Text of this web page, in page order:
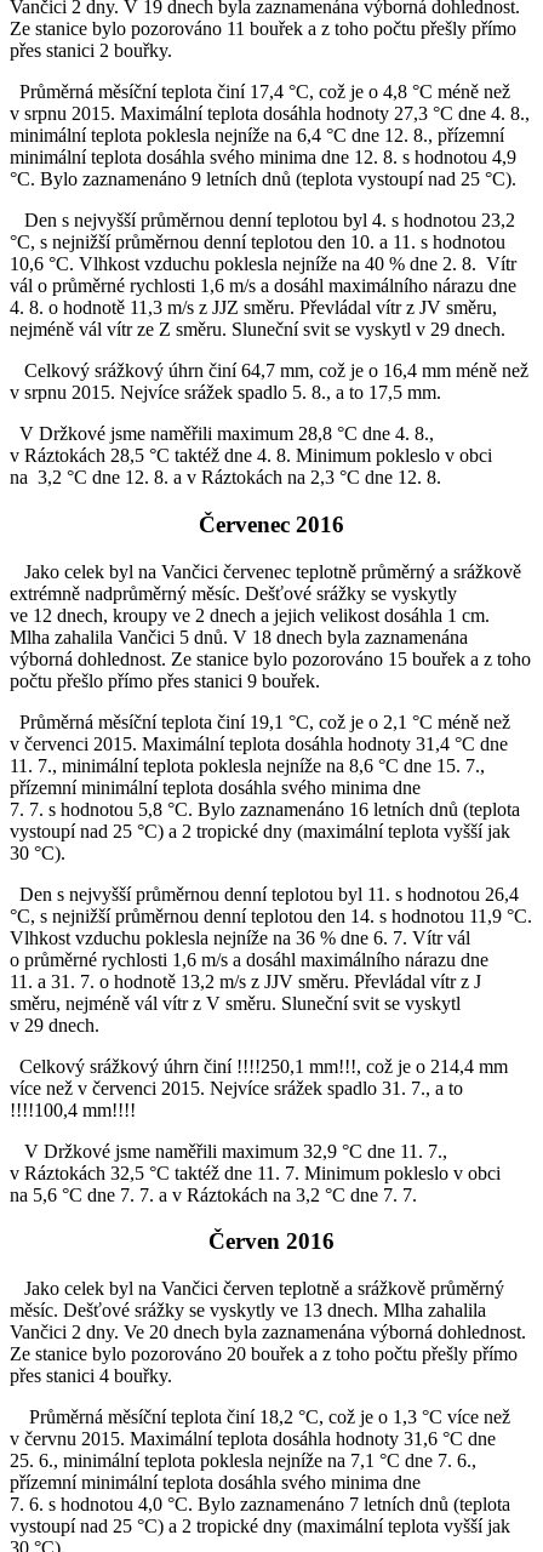
Vančici 2 dny. V 19 dnech byla zaznamenána výborná dohlednost.
Ze stanice bylo pozorováno 11 bouřek a z toho počtu přešly přímo
přes stanici 2 bouřky.
Průměrná měsíční teplota činí 17,4 °C, což je o 4,8 °C méně než
v srpnu 2015. Maximální teplota dosáhla hodnoty 27,3 °C dne 4. 8.,
minimální teplota poklesla nejníže na 6,4 °C dne 12. 8., přízemní
minimální teplota dosáhla svého minima dne 12. 8. s hodnotou 4,9
°C. Bylo zaznamenáno 9 letních dnů (teplota vystoupí nad 25 °C).
Den s nejvyšší průměrnou denní teplotou byl 4. s hodnotou 23,2
°C, s nejnižší průměrnou denní teplotou den 10. a 11. s hodnotou
10,6 °C. Vlhkost vzduchu poklesla nejníže na 40 % dne 2. 8. Vítr
vál o průměrné rychlosti 1,6 m/s a dosáhl maximálního nárazu dne
4. 8. o hodnotě 11,3 m/s z JJZ směru. Převládal vítr z JV směru,
nejméně vál vítr ze Z směru. Sluneční svit se vyskytl v 29 dnech.
Celkový srážkový úhrn činí 64,7 mm, což je o 16,4 mm méně než
v srpnu 2015. Nejvíce srážek spadlo 5. 8., a to 17,5 mm.
V Držkové jsme naměřili maximum 28,8 °C dne 4. 8.,
v Ráztokách 28,5 °C taktéž dne 4. 8. Minimum pokleslo v obci
na 3,2 °C dne 12. 8. a v Ráztokách na 2,3 °C dne 12. 8.
Červenec 2016
Jako celek byl na Vančici červenec teplotně průměrný a srážkově
extrémně nadprůměrný měsíc. Dešťové srážky se vyskytly
ve 12 dnech, kroupy ve 2 dnech a jejich velikost dosáhla 1 cm.
Mlha zahalila Vančici 5 dnů. V 18 dnech byla zaznamenána
výborná dohlednost. Ze stanice bylo pozorováno 15 bouřek a z toho
počtu přešlo přímo přes stanici 9 bouřek.
Průměrná měsíční teplota činí 19,1 °C, což je o 2,1 °C méně než
v červenci 2015. Maximální teplota dosáhla hodnoty 31,4 °C dne
11. 7., minimální teplota poklesla nejníže na 8,6 °C dne 15. 7.,
přízemní minimální teplota dosáhla svého minima dne
7. 7. s hodnotou 5,8 °C. Bylo zaznamenáno 16 letních dnů (teplota
vystoupí nad 25 °C) a 2 tropické dny (maximální teplota vyšší jak
30 °C).
Den s nejvyšší průměrnou denní teplotou byl 11. s hodnotou 26,4
°C, s nejnižší průměrnou denní teplotou den 14. s hodnotou 11,9 °C.
Vlhkost vzduchu poklesla nejníže na 36 % dne 6. 7. Vítr vál
o průměrné rychlosti 1,6 m/s a dosáhl maximálního nárazu dne
11. a 31. 7. o hodnotě 13,2 m/s z JJV směru. Převládal vítr z J
směru, nejméně vál vítr z V směru. Sluneční svit se vyskytl
v 29 dnech.
Celkový srážkový úhrn činí !!!!250,1 mm!!!, což je o 214,4 mm
více než v červenci 2015. Nejvíce srážek spadlo 31. 7., a to
!!!!100,4 mm!!!!
V Držkové jsme naměřili maximum 32,9 °C dne 11. 7.,
v Ráztokách 32,5 °C taktéž dne 11. 7. Minimum pokleslo v obci
na 5,6 °C dne 7. 7. a v Ráztokách na 3,2 °C dne 7. 7.
Červen 2016
Jako celek byl na Vančici červen teplotně a srážkově průměrný
měsíc. Dešťové srážky se vyskytly ve 13 dnech. Mlha zahalila
Vančici 2 dny. Ve 20 dnech byla zaznamenána výborná dohlednost.
Ze stanice bylo pozorováno 20 bouřek a z toho počtu přešly přímo
přes stanici 4 bouřky.
Průměrná měsíční teplota činí 18,2 °C, což je o 1,3 °C více než
v červnu 2015. Maximální teplota dosáhla hodnoty 31,6 °C dne
25. 6., minimální teplota poklesla nejníže na 7,1 °C dne 7. 6.,
přízemní minimální teplota dosáhla svého minima dne
7. 6. s hodnotou 4,0 °C. Bylo zaznamenáno 7 letních dnů (teplota
vystoupí nad 25 °C) a 2 tropické dny (maximální teplota vyšší jak